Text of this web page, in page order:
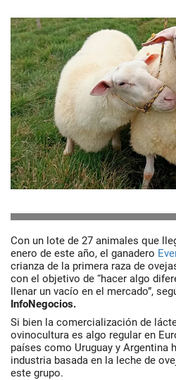
Con un lote de 27 animales que
enero de este año, el ganadero
crianza de la primera raza de
con el objetivo de “hacer algo
llenar un vacío en el mercado”,
InfoNegocios.
Si bien la comercialización de
ovinocultura es algo regular en
países como Uruguay y Argentina
industria basada en la leche de
este grupo.